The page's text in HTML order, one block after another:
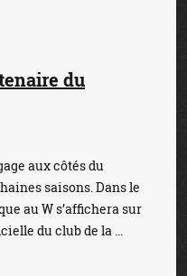
du
aux côtés du
saisons. Dans le
au W s’affichera sur
du club de la ...